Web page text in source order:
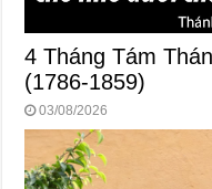
4 Tháng Tám
(1786-1859)
03/08/2026